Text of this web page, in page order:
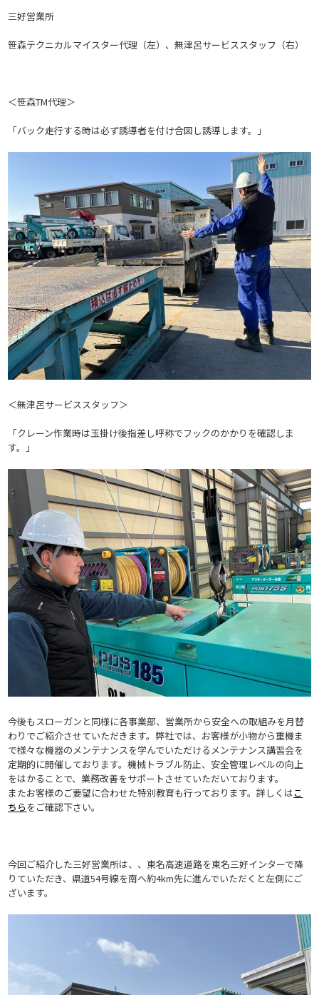
三好営業所
笹森テクニカルマイスター代理（左）、無津呂サービススタッフ（右）
＜笹森TM代理＞
「バック走行する時は必ず誘導者を付け合図し誘導します。」
＜無津呂サービススタッフ＞
「クレーン作業時は玉掛け後指差し呼称でフックのかかりを確認しま
す。」
今後もスローガンと同様に各事業部、営業所から安全への取組みを月替
わりでご紹介させていただきます。弊社では、お客様が小物から重機ま
で様々な機器のメンテナンスを学んでいただけるメンテナンス講習会を
定期的に開催しております。機械トラブル防止、安全管理レベルの向上
をはかることで、業務改善をサポートさせていただいております。
またお客様のご要望に合わせた特別教育も行っております。詳しくはこ
ちら をご確認下さい。
今回ご紹介した三好営業所は、、東名高速道路を東名三好インターで降
りていただき、県道54号線を南へ約4km先に進んでいただくと左側にご
ざいます。